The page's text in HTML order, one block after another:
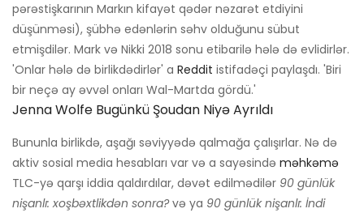
pərəstişkarının Markın kifayət qədər nəzarət etdiyini
düşünməsi), şübhə edənlərin səhv olduğunu sübut
etmişdilər. Mark və Nikki 2018 sonu etibarilə hələ də evlidirlər.
'Onlar hələ də birlikdədirlər' a Reddit istifadəçi paylaşdı. 'Biri
bir neçə ay əvvəl onları Wal-Martda gördü.'
Jenna Wolfe Bugünkü Şoudan Niyə Ayrıldı
Bununla birlikdə, aşağı səviyyədə qalmağa çalışırlar. Nə də
aktiv sosial media hesabları var və a sayəsində məhkəmə
TLC-yə qarşı iddia qaldırdılar, dəvət edilmədilər 90 günlük
nişanlı: xoşbəxtlikdən sonra?və ya 90 günlük nişanlı: İndi